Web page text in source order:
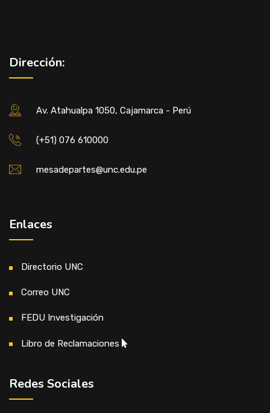
Dirección:
Av. Atahualpa 1050, Cajamarca - Perú
(+51) 076 610000
mesadepartes@unc.edu.pe
Enlaces
Directorio UNC
Correo UNC
FEDU Investigación
Libro de Reclamaciones
Redes Sociales